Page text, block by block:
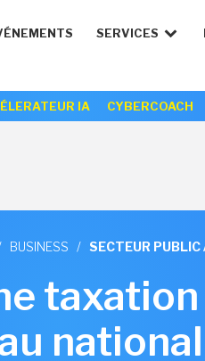
SERVICES
IA CYBERCOACH
BUSINESS / SECTEUR PUBLIC
taxation
national